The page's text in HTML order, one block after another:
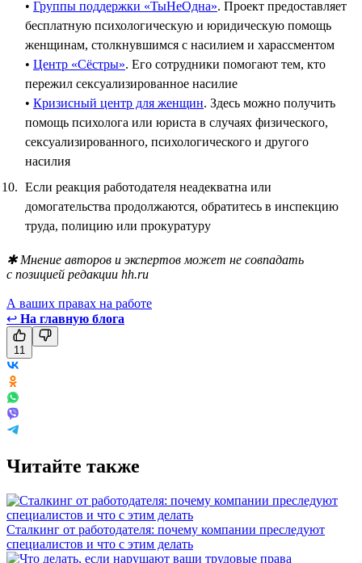
• Группы поддержки «ТыНеОдна». Проект предоставляет
бесплатную психологическую и юридическую помощь
женщинам, столкнувшимся с насилием и харассментом
• Центр «Сёстры». Его сотрудники помогают тем, кто
пережил сексуализированное насилие
• Кризисный центр для женщин. Здесь можно получить
помощь психолога или юриста в случаях физического,
сексуализированного, психологического и другого
насилия
Если реакция работодателя неадекватна или
домогательства продолжаются, обратитесь в инспекцию
труда, полицию или прокуратуру
✱ Мнение авторов и экспертов может не совпадать
с позицией редакции hh.ru
А ваших правах на работе
↩ На главную блога
11
Читайте также
Сталкинг от работодателя: почему компании преследуют
специалистов и что с этим делать